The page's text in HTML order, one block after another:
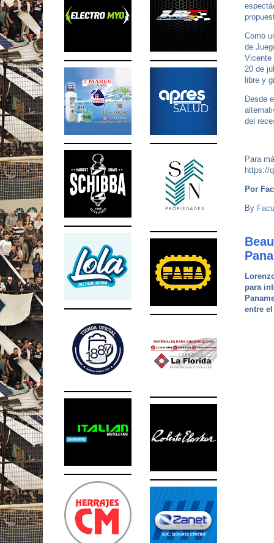
Como
de
Vicente
20 de
libre y
Desde
del
Para
https://
Por
By
para
entre